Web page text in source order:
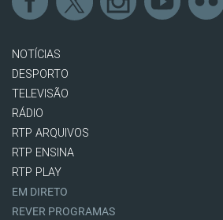
NOTÍCIAS
DESPORTO
TELEVISÃO
RÁDIO
RTP ARQUIVOS
RTP ENSINA
RTP PLAY
EM DIRETO
REVER PROGRAMAS